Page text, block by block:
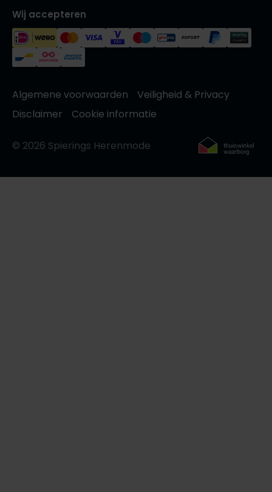
Wij accepteren
Algemene voorwaarden
Veiligheid & Privacy
Disclaimer
Cookie informatie
© 2026 Spierings Herenmode